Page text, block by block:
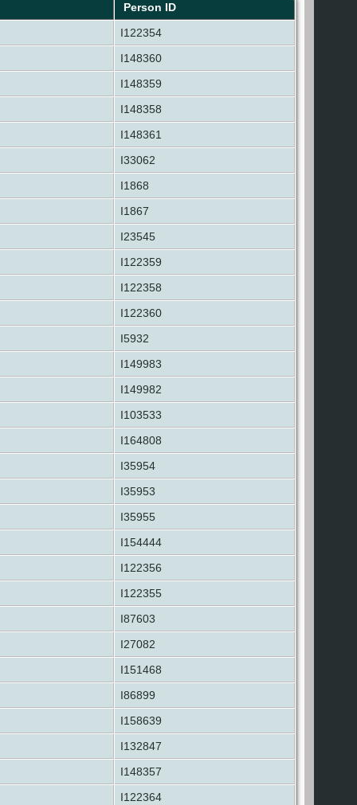
Person ID
I122354
I148360
I148359
I148358
I148361
I33062
I1868
I1867
I23545
I122359
I122358
I122360
I5932
I149983
I149982
I103533
I164808
I35954
I35953
I35955
I154444
I122356
I122355
I87603
I27082
I151468
I86899
I158639
I132847
I148357
I122364